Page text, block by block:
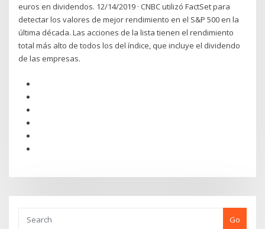
euros en dividendos. 12/14/2019 · CNBC utilizó FactSet para
detectar los valores de mejor rendimiento en el S&P 500 en la
última década. Las acciones de la lista tienen el rendimiento
total más alto de todos los del índice, que incluye el dividendo
de las empresas.
Go